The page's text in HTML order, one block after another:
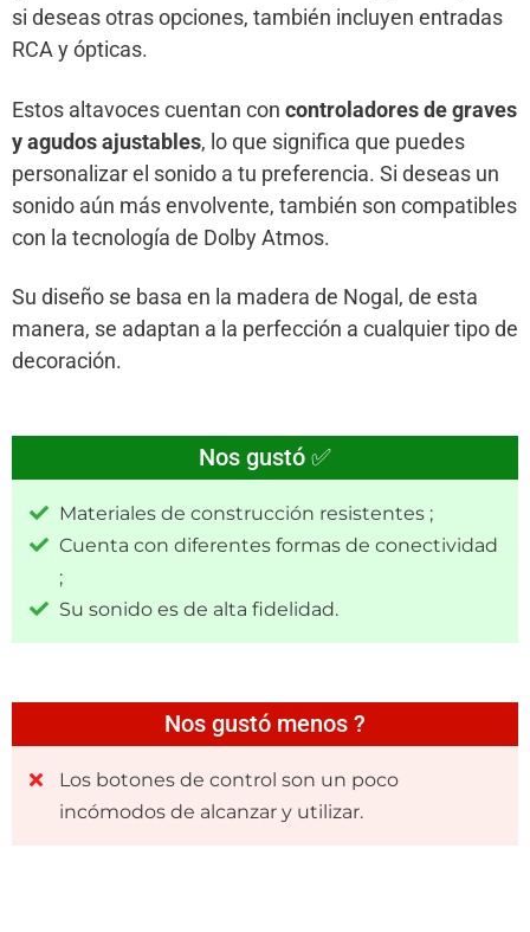
si deseas otras opciones, también incluyen entradas
RCA y ópticas.
Estos altavoces cuentan con controladores de graves
y agudos ajustables, lo que significa que puedes
personalizar el sonido a tu preferencia. Si deseas un
sonido aún más envolvente, también son compatibles
con la tecnología de Dolby Atmos.
Su diseño se basa en la madera de Nogal, de esta
manera, se adaptan a la perfección a cualquier tipo de
decoración.
Nos gustó ✅
Materiales de construcción resistentes ;
Cuenta con diferentes formas de conectividad
;
Su sonido es de alta fidelidad.
Nos gustó menos ?
Los botones de control son un poco
incómodos de alcanzar y utilizar.